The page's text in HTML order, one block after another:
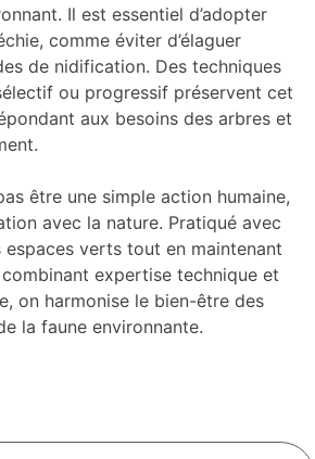
Il est essentiel d’adopter
comme éviter d’élaguer
de nidification. Des techniques
ou progressif préservent cet
aux besoins des arbres et
être une simple action humaine,
avec la nature. Pratiqué avec
verts tout en maintenant
expertise technique et
on harmonise le bien-être des
la faune environnante.